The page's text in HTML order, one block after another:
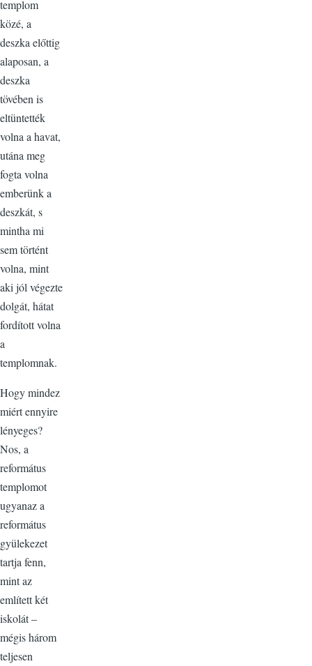
templom
közé, a
deszka előttig
alaposan, a
deszka
tövében is
eltüntették
volna a havat,
utána meg
fogta volna
emberünk a
deszkát, s
mintha mi
sem történt
volna, mint
aki jól végezte
dolgát, hátat
fordított volna
a
templomnak.
Hogy mindez
miért ennyire
lényeges?
Nos, a
református
templomot
ugyanaz a
református
gyülekezet
tartja fenn,
mint az
említett két
iskolát –
mégis három
teljesen